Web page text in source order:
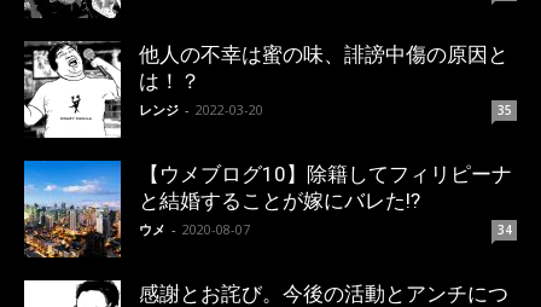
他人の不幸は蜜の味、誹謗中傷の原因と
は！？
レンジ - 2022-03-20 35
【ウメブログ10】除籍してフィリピーナ
と結婚することが嫁にバレた!?
ウメ - 2020-08-07 34
感謝とお詫び。今後の活動とアンチにつ